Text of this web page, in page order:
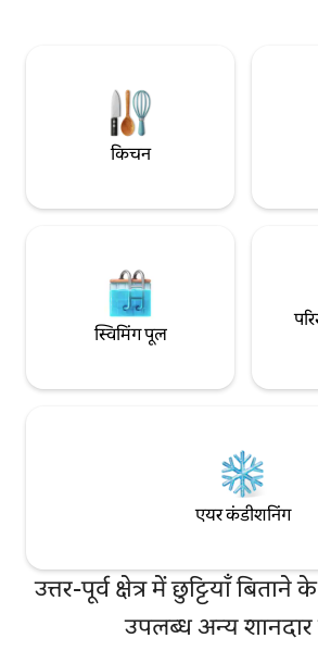
किचन
स्विमिंग पूल
एयर कंडीशनिंग
उत्तर-पूर्व क्षेत्र में छुट्टियाँ
उपलब्ध अन्य